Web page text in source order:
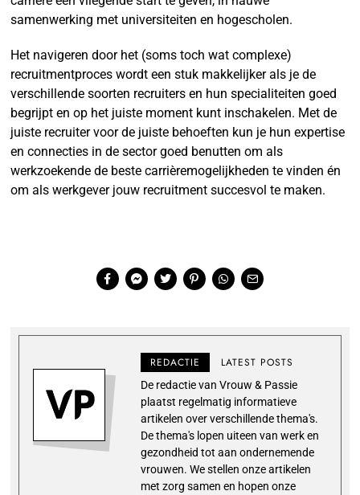
samenwerking met universiteiten en hogescholen.
Het navigeren door het (soms toch wat complexe)
recruitmentproces wordt een stuk makkelijker als je de
verschillende soorten recruiters en hun specialiteiten goed
begrijpt en op het juiste moment kunt inschakelen. Met de
juiste recruiter voor de juiste behoeften kun je hun expertise
en connecties in de sector goed benutten om als
werkzoekende de beste carrièremogelijkheden te vinden én
om als werkgever jouw recruitment succesvol te maken.
REDACTIE LATEST POSTS
De redactie van Vrouw & Passie
plaatst regelmatig informatieve
artikelen over verschillende thema's.
De thema's lopen uiteen van werk en
gezondheid tot aan ondernemende
vrouwen. We stellen onze artikelen
met zorg samen en hopen onze